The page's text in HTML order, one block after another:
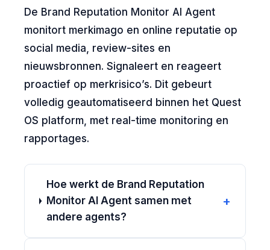
De Brand Reputation Monitor AI Agent
monitort merkimago en online reputatie op
social media, review-sites en
nieuwsbronnen. Signaleert en reageert
proactief op merkrisico’s. Dit gebeurt
volledig geautomatiseerd binnen het Quest
OS platform, met real-time monitoring en
rapportages.
Hoe werkt de Brand Reputation
Monitor AI Agent samen met
andere agents?
+